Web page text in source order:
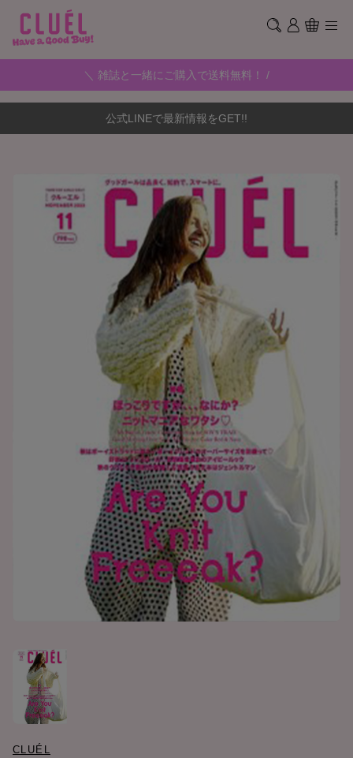
＼ 雑誌と一緒にご購入で送料無料！ /
公式LINEで最新情報をGET!!
CLUÉL